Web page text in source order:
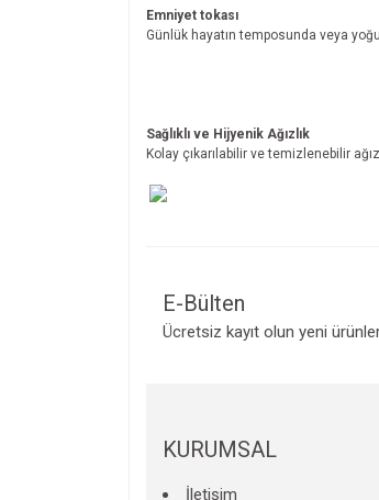
Emniyet tokası
Günlük hayatın temposunda veya
Sağlıklı ve Hijyenik Ağızlık
Kolay çıkarılabilir ve temizlenebilir
Ürün resmi kalitesiz, bozuk
Bu ürüne benzer farklı
E-Bülten
Ücretsiz kayıt olun yeni
KURUMSAL
İletişim